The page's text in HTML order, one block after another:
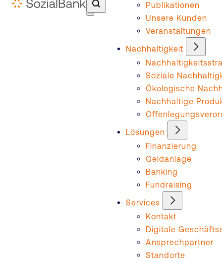
Publikationen
Unsere Kunden
Veranstaltungen
Nachhaltigkeit
Soziale
Ökologische
Nachhaltige
Lösungen
Finanzierung
Geldanlage
Banking
Fundraising
Services
Kontakt
Digitale
Ansprechpartner
Standorte